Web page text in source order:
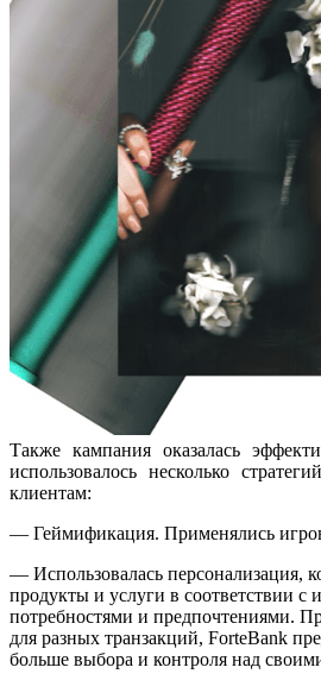
Также кампания оказалась
использовалось несколько
клиентам:
— Геймификация. Применялись
— Использовалась персонализация,
продукты и услуги в соответствии с
потребностями и предпочтениями.
для разных транзакций, ForteBank
больше выбора и контроля над